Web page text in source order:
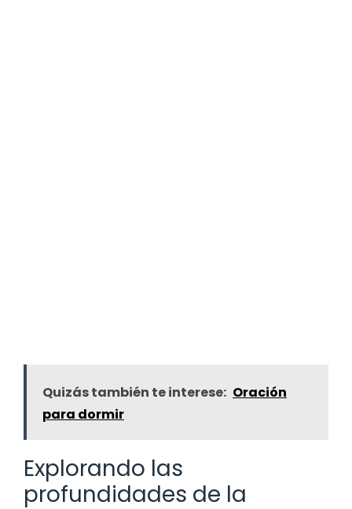
Quizás también te interese: Oración
para dormir
Explorando las
profundidades de la